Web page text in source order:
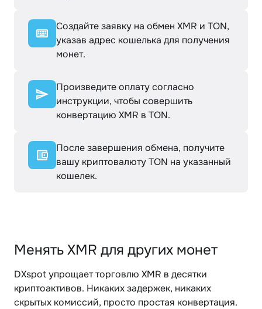
Создайте заявку на обмен XMR и TON,
указав адрес кошелька для получения
монет.
Произведите оплату согласно
инструкции, чтобы совершить
конвертацию XMR в TON.
После завершения обмена, получите
вашу криптовалюту TON на указанный
кошелек.
Менять XMR для других монет
DXspot упрощает торговлю XMR в десятки
криптоактивов. Никаких задержек, никаких
скрытых комиссий, просто простая конвертация.